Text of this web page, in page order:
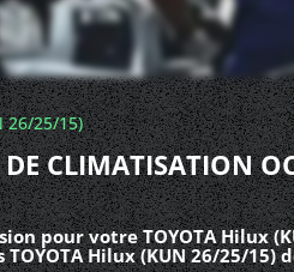
26/25/15)
DE CLIMATISATION
pour votre TOYOTA Hilux
Hilux (KUN 26/25/15)